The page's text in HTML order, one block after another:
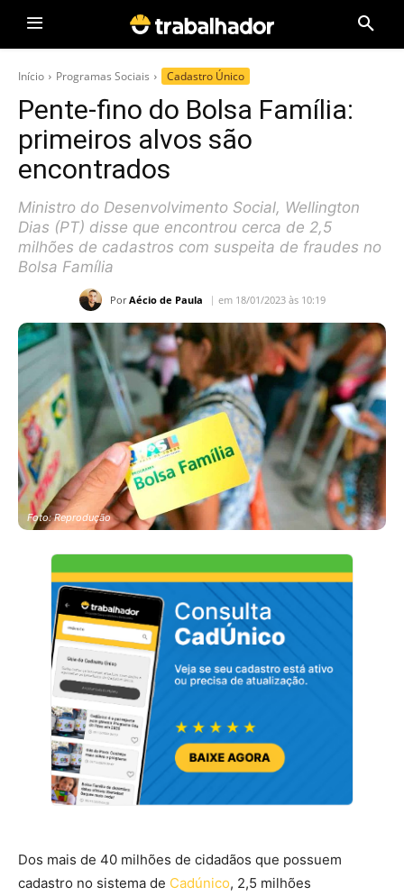
Início Programas Sociais Cadastro Único
Pente-fino do Bolsa Família:
primeiros alvos são
encontrados
Ministro do Desenvolvimento Social, Wellington
Dias (PT) disse que encontrou cerca de 2,5
milhões de cadastros com suspeita de fraudes no
Bolsa Família
Por Aécio de Paula em 18/01/2023 às 10:19
Foto: Reprodução
Dos mais de 40 milhões de cidadãos que possuem
cadastro no sistema de Cadúnico, 2,5 milhões